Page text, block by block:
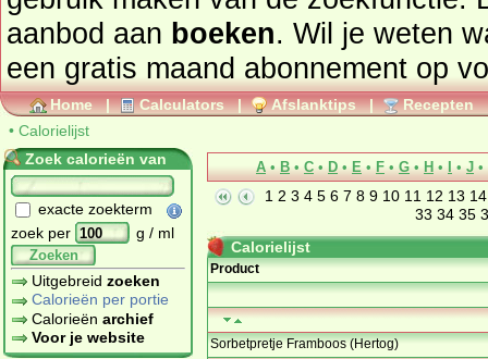
aanbod aan boeken. Wil je weten
een gratis maand abonnement op
Home | Calculators | Afslanktips | Recepten
• Calorielijst
Zoek calorieën van
exacte zoekterm
zoek per
g / ml
Zoeken
Uitgebreid zoeken
Calorieën per portie
Calorieën archief
Voor je website
A • B • C • D • E • F • G • H • • J •
1 2 3 4 5 6 7 8 9 10 11 12 13 14
33 34 35
Calorielijst
Product
Sorbetpretje Framboos (Hertog)